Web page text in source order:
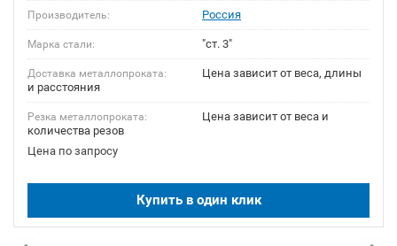
Производитель: Россия
Марка стали: "ст. 3"
Доставка металлопроката:
Цена зависит от веса, длины
и расстояния
Резка металлопроката:
Цена зависит от веса и
количества резов
Цена по запросу
Купить в один клик